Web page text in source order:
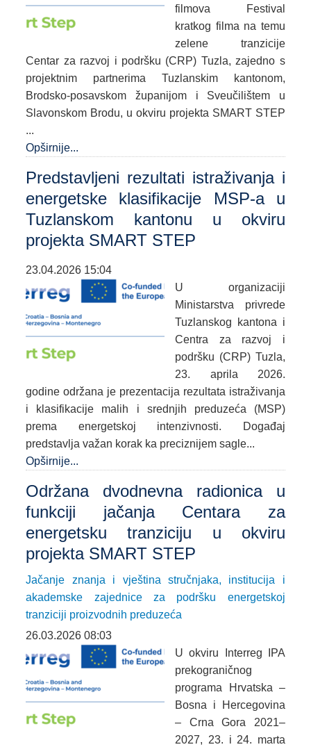
filmova Festival
kratkog filma na temu
zelene tranzicije
Centar za razvoj i podršku (CRP) Tuzla, zajedno s
projektnim partnerima Tuzlanskim kantonom,
Brodsko-posavskom županijom i Sveučilištem u
Slavonskom Brodu, u okviru projekta SMART STEP
...
Opširnije...
Predstavljeni rezultati istraživanja i
energetske klasifikacije MSP-a u
Tuzlanskom kantonu u okviru
projekta SMART STEP
23.04.2026 15:04
U organizaciji
Ministarstva privrede
Tuzlanskog kantona i
Centra za razvoj i
podršku (CRP) Tuzla,
23. aprila 2026.
godine održana je prezentacija rezultata istraživanja
i klasifikacije malih i srednjih preduzeća (MSP)
prema energetskoj intenzivnosti. Događaj
predstavlja važan korak ka preciznijem sagle...
Opširnije...
Održana dvodnevna radionica u
funkciji jačanja Centara za
energetsku tranziciju u okviru
projekta SMART STEP
Jačanje znanja i vještina stručnjaka, institucija i
akademske zajednice za podršku energetskoj
tranziciji proizvodnih preduzeća
26.03.2026 08:03
U okviru Interreg IPA
prekograničnog
programa Hrvatska –
Bosna i Hercegovina
– Crna Gora 2021–
2027, 23. i 24. marta